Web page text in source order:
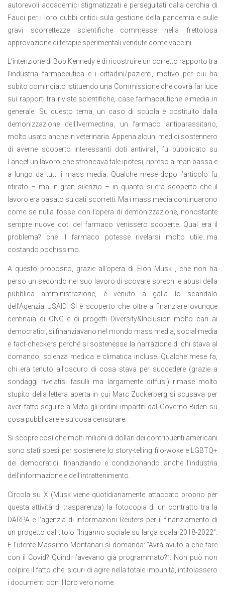
autorevoli accademici stigmatizzati e perseguitati dalla cerchia di
Fauci per i loro dubbi critici sula gestione della pandemia e sulle
gravi scorrettezze scientifiche commesse nella frettolosa
approvazione di terapie sperimentali vendute come vaccini.
L’intenzione di Bob Kennedy è di ricostruire un corretto rapporto tra
l’industria farmaceutica e i cittadini/pazienti, motivo per cui ha
subito cominciato istituendo una Commissione che dovrà far luce
sui rapporti tra riviste scientifiche, case farmaceutiche e media in
generale. Su questo tema, un caso di scuola è costituito dalla
demonizzazione dell’Ivermectina, un farmaco antiparassitario,
molto usato anche in veterinaria. Appena alcuni medici sostennero
di averne scoperto interessanti doti antivirali, fu pubblicato su
Lancet un lavoro che stroncava tale ipotesi, ripreso a man bassa e
a lungo da tutti i mass media. Qualche mese dopo l’articolo fu
ritirato – ma in gran silenzio – in quanto si era scoperto che il
lavoro era basato su dati scorretti. Ma i mass media continuarono
come se nulla fosse con l’opera di demonizzazione, nonostante
sempre nuove doti del farmaco venissero scoperte. Qual era il
problema? che il farmaco potesse rivelarsi molto utile…ma
costando pochissimo.
A questo proposito, grazie all’opera di Elon Musk , che non ha
perso un secondo nel suo lavoro di scovare sprechi e abusi della
pubblica amministrazione, è venuto a galla lo scandalo
dell’Agenzia USAID. Si è scoperto che oltre a finanziare ovunque
centinaia di ONG e di progetti Diversity&Inclusion molto cari ai
democratici, si finanziavano nel mondo mass media, social media
e fact-checkers perché si sostenesse la narrazione di chi stava al
comando, scienza medica e climatica incluse. Qualche mese fa,
chi era tenuto all’oscuro di cosa stava per succedere (grazie a
sondaggi rivelatisi fasulli ma largamente diffusi) rimase molto
stupito della lettera aperta in cui Marc Zuckerberg si scusava per
aver fatto seguire a Meta gli ordini impartiti dal Governo Biden su
cosa pubblicare e su cosa censurare.
Si scopre così che molti milioni di dollari dei contribuenti americani
sono stati spesi per sostenere lo story-telling filo-woke e LGBTQ+
dei democratici, finanziando e condizionando anche l’industria
dell’informazione e dell’intrattenimento.
Circola su X (Musk viene quotidianamente attaccato proprio per
questa attività di trasparenza) la fotocopia di un contratto tra la
DARPA e l’agenzia di informazioni Reuters per il finanziamento di
un progetto dal titolo “Inganno sociale su larga scala 2018-2022”.
E l’utente Massimo Montanari si domanda: “Avrà avuto a che fare
con il Covid? Quindi l’avevano già programmato?”. Non può non
colpire il fatto che, sicuri di agire nella totale impunità, intitolassero
i documenti con il loro vero nome.